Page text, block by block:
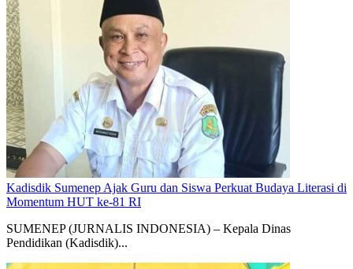
Kadisdik Sumenep Ajak Guru dan Siswa Perkuat Budaya Literasi di
Momentum HUT ke-81 RI
SUMENEP (JURNALIS INDONESIA) – Kepala Dinas
Pendidikan (Kadisdik)...